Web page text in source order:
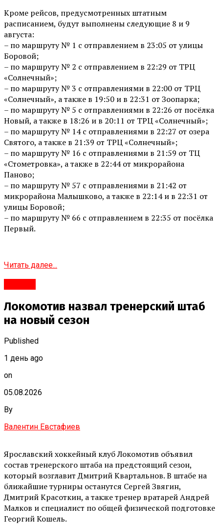
Кроме рейсов, предусмотренных штатным
расписанием, будут выполнены следующие 8 и 9
августа:
– по маршруту № 1 с отправлением в 23:05 от улицы
Боровой;
– по маршруту № 2 с отправлением в 22:29 от ТРЦ
«Солнечный»;
– по маршруту № 3 с отправлениями в 22:00 от ТРЦ
«Солнечный», а также в 19:50 и в 22:31 от Зоопарка;
– по маршруту № 5 с отправлениями в 22:26 от посёлка
Новый, а также в 18:26 и в 20:11 от ТРЦ «Солнечный»;
– по маршруту № 14 с отправлениями в 22:27 от озера
Святого, а также в 21:39 от ТРЦ «Солнечный»;
– по маршруту № 16 с отправлениями в 21:59 от ТЦ
«Стометровка», а также в 22:44 от микрорайона
Паново;
– по маршруту № 57 с отправлениями в 21:42 от
микрорайона Малышково, а также в 22:14 и в 22:31 от
улицы Боровой;
– по маршруту № 66 с отправлением в 22:35 от посёлка
Первый.
Читать далее...
Локомотив назвал тренерский штаб
на новый сезон
Published
1 день ago
on
05.08.2026
By
Валентин Евстафиев
Ярославский хоккейный клуб Локомотив объявил
состав тренерского штаба на предстоящий сезон,
который возглавит Дмитрий Квартальнов. В штабе на
ближайшие турниры останутся Сергей Звягин,
Дмитрий Красоткин, а также тренер вратарей Андрей
Малков и специалист по общей физической подготовке
Георгий Кошель.